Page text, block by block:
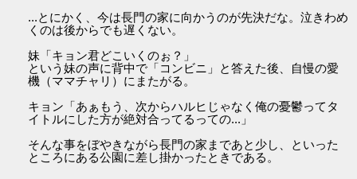
...とにかく、今は長門の家に向かうのが先決だな。泣きわめ
くのは後からでも遅くない。
妹「キョン君どこいくのぉ？」
という妹の声に背中で「コンビニ」と答えた後、自慢の愛
機（ママチャリ）にまたがる。
キョン「あぁもう、次からハルヒじゃなく俺の憂鬱ってタ
イトルにした方が絶対合ってるっての...」
そんな事をぼやきながら長門の家まであと少し、といった
ところにある公園に差し掛かったときである。